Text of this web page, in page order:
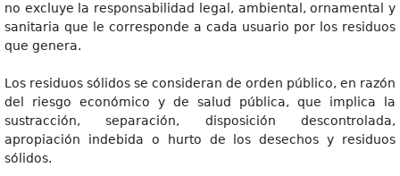
no excluye la responsabilidad legal, ambiental, ornamental y
sanitaria que le corresponde a cada usuario por los residuos
que genera.
Los residuos sólidos se consideran de orden público, en razón
del riesgo económico y de salud pública, que implica la
sustracción, separación, disposición descontrolada,
apropiación indebida o hurto de los desechos y residuos
sólidos.